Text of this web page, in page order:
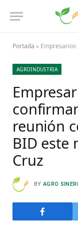
Portada » Empresarios privados
AGROINDUSTRIA
reunión
BID este
Cruz
BY AGRO